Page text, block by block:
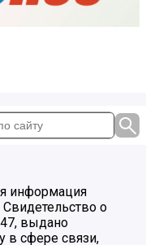
информация
о
выдано
в сфере связи,